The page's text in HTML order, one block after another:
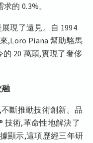
的 0.3%。
現了遠見。自 1994
,Loro Piana 幫助駱馬
20 萬頭,實現了奢侈
融
斷推動技術創新。品
技術,革命性地解決了
顯示,這項歷經三年研